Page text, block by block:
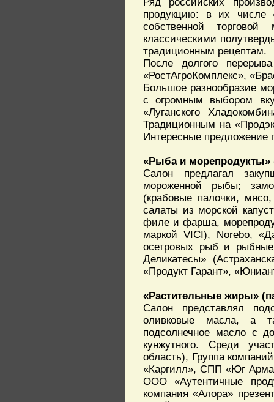
продукцию: в их числе
собственной
классическими
традиционным рецептам.
После долгого
«РостАгроКомплекс»,
Большое разнообразие
с огромным выбором
«Луганского
Традиционным на
Интересные предложение
«Рыба и
Салон предлагал
мороженной рыбы;
(крабовые палочки,
салаты из морской
филе и фарша,
маркой VICI), Norebo,
осетровых рыб и
Деликатесы»
«Продукт Гарант»,
«Растительные жиры»
Салон представлял
оливковые масла, а
подсолнечное масло с
кунжутного. Среди
область), Группа
«Каргилл», СПП «Юг
ООО «Аутентичные
компания «Алора»